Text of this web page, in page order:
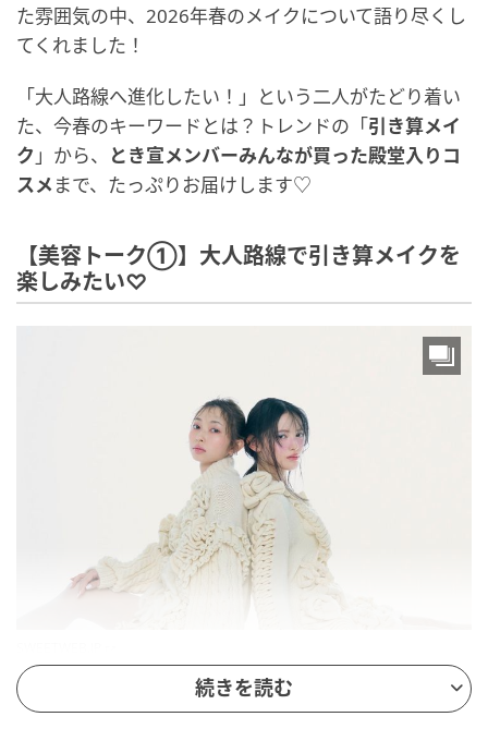
た雰囲気の中、2026年春のメイクについて語り尽くし
てくれました！
「大人路線へ進化したい！」という二人がたどり着い
た、今春のキーワードとは？トレンドの「引き算メイ
ク 」から、
とき宣メンバーみんなが買った殿堂入りコ
スメまで、たっぷりお届けします♡
【美容トーク①】大人路線で引き算メイクを
楽しみたい♡
K A N A M I（以下、K）今年、27歳になるから、今春
続きを読む